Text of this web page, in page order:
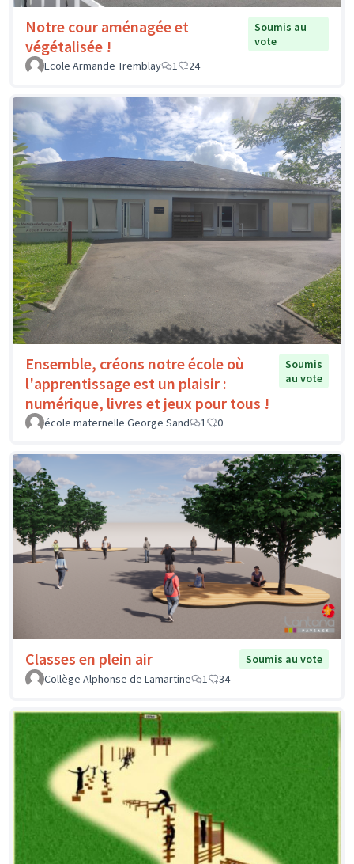
Notre cour aménagée et
végétalisée !
Soumis au
vote
Ecole Armande Tremblay
1 24
Ensemble, créons notre école où
l'apprentissage est un plaisir :
numérique, livres et jeux pour tous !
Soumis
au vote
école maternelle George Sand 1 0
Classes en plein air
Soumis au vote
Collège Alphonse de Lamartine
1 34